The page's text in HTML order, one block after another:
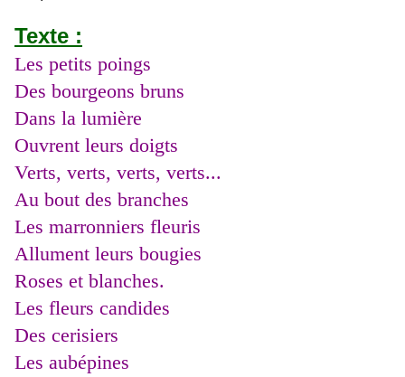
Texte :
Les petits poings
Des bourgeons bruns
Dans la lumière
Ouvrent leurs doigts
Verts, verts, verts, verts...
Au bout des branches
Les marronniers fleuris
Allument leurs bougies
Roses et blanches.
Les fleurs candides
Des cerisiers
Les aubépines